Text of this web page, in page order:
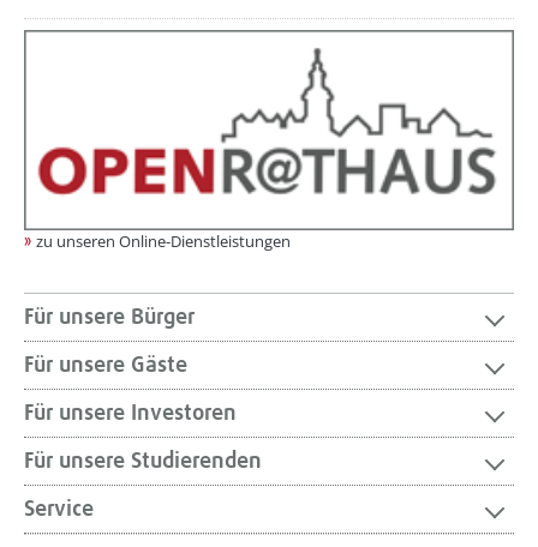
zu unseren Online-Dienstleistungen
Für unsere Bürger
Für unsere Gäste
Für unsere Investoren
Für unsere Studierenden
Service